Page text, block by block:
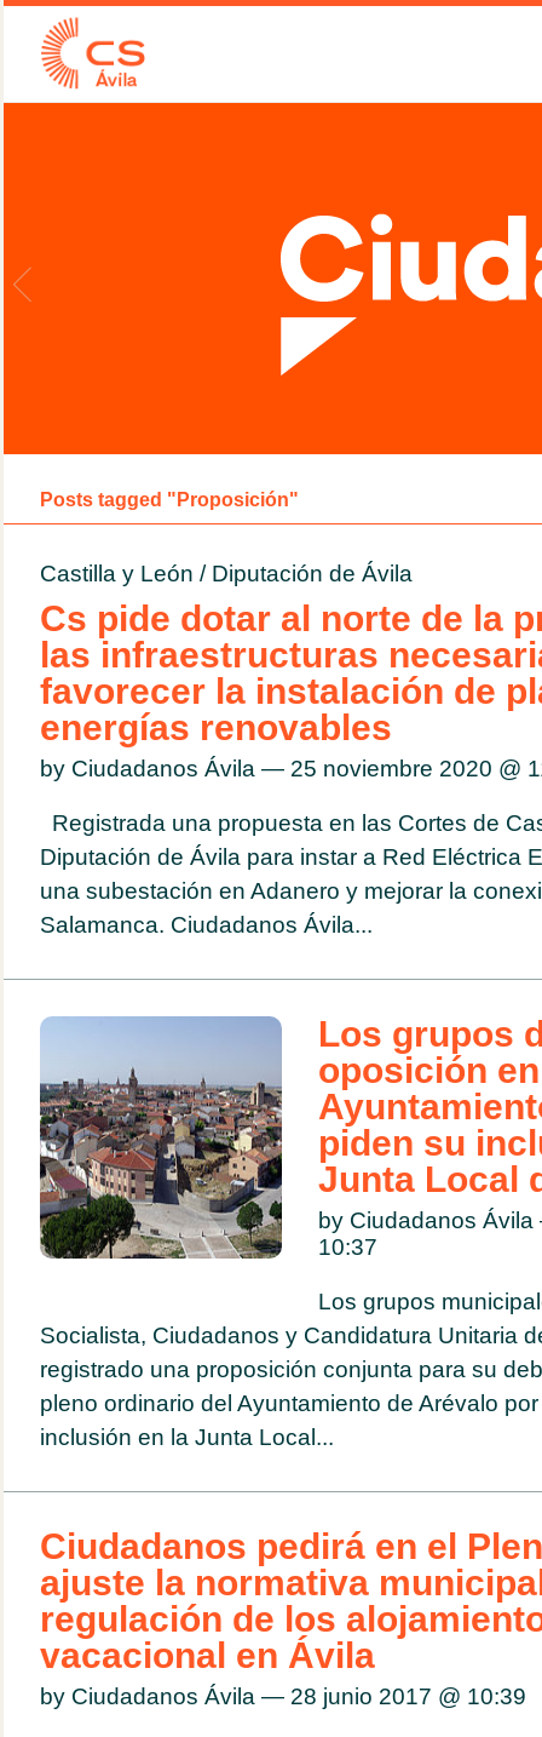
Posts tagged "Proposición"
Castilla y León / Diputación de Ávila
Cs pide dotar al norte de la
las infraestructuras
favorecer la instalación de
energías renovables
by Ciudadanos Ávila — 25 noviembre 2020 @
Registrada una propuesta en las Cortes de
Diputación de Ávila para instar a Red Eléctrica
una subestación en Adanero y mejorar la
Salamanca. Ciudadanos Ávila...
Los grupos
oposición
piden su
Junta Local
by Ciudadanos
10:37
Los grupos
Socialista, Ciudadanos y Candidatura Unitaria
registrado una proposición conjunta para su
pleno ordinario del Ayuntamiento de Arévalo
inclusión en la Junta Local...
Ciudadanos pedirá en el
ajuste la normativa
regulación de los
vacacional en Ávila
by Ciudadanos Ávila — 28 junio 2017 @ 10:39